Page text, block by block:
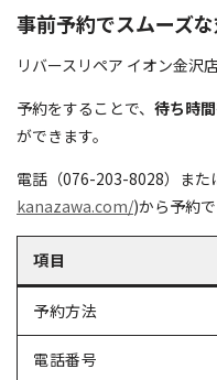
事前予約でスムーズ
リバースリペア イオン金沢店
予約をすることで、 待ち時
ができます。
電話（076-203-8028）また
kanazawa.com/)から予約で
項目
予約方法
電話番号